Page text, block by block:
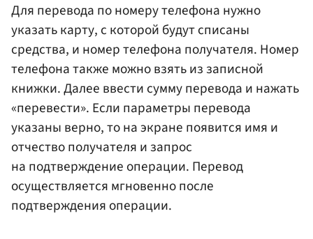
Для перевода по номеру телефона нужно
указать карту, с которой будут списаны
средства, и номер телефона получателя. Номер
телефона также можно взять из записной
книжки. Далее ввести сумму перевода и нажать
«перевести». Если параметры перевода
указаны верно, то на экране появится имя и
отчество получателя и запрос
на подтверждение операции. Перевод
осуществляется мгновенно после
подтверждения операции.